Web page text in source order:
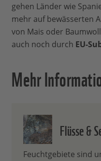
gehen Länder wie
mehr auf bewässerten
von Mais oder
auch noch durch EU-
Mehr
Flüsse &
Feuchtgebiete sind